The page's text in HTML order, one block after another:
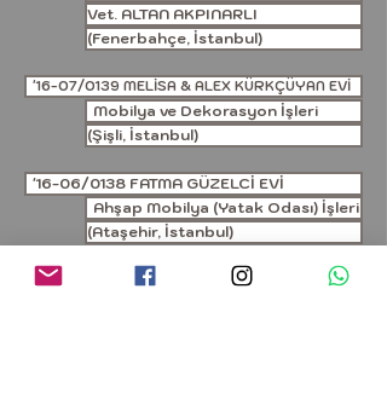
Vet. ALTAN AKPINARLI
(Fenerbahçe, İstanbul)
'16-07/0139 MELİSA & ALEX KÜRKÇÜYAN EVİ
Mobilya ve Dekorasyon İşleri
(Şişli, İstanbul)
'16-06/0138 FATMA GÜZELCİ EVİ
Ahşap Mobilya (Yatak Odası) İşleri
(Ataşehir, İstanbul)
'16-05/0137 ALP KENDİROĞLU EVİ